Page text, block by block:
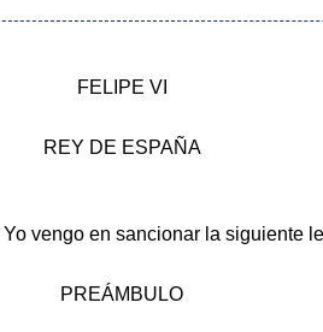
FELIPE VI
REY DE ESPAÑA
vengo en sancionar la siguiente
PREÁMBULO